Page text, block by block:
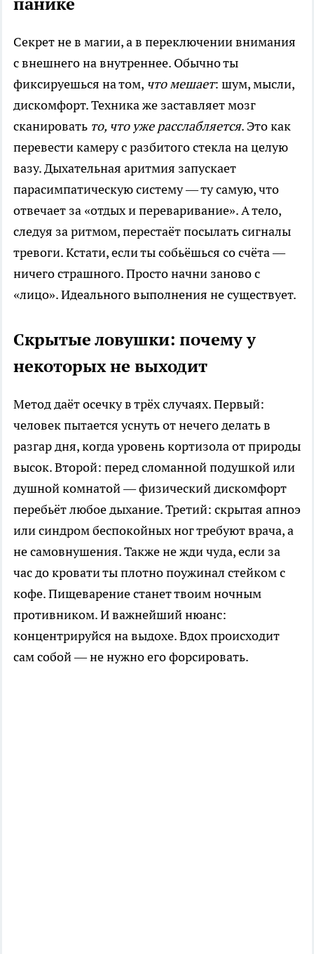
Секрет не в магии, а в переключении внимания
с внешнего на внутреннее. Обычно ты
фиксируешься на том, что мешает: шум, мысли,
дискомфорт. Техника же заставляет мозг
сканировать то, что уже расслабляется. Это как
перевести камеру с разбитого стекла на целую
вазу. Дыхательная аритмия запускает
парасимпатическую систему — ту самую, что
отвечает за «отдых и переваривание». А тело,
следуя за ритмом, перестаёт посылать сигналы
тревоги. Кстати, если ты собьёшься со счёта —
ничего страшного. Просто начни заново с
«лицо». Идеального выполнения не существует.
Скрытые ловушки: почему у
некоторых не выходит
Метод даёт осечку в трёх случаях. Первый:
человек пытается уснуть от нечего делать в
разгар дня, когда уровень кортизола от природы
высок. Второй: перед сломанной подушкой или
душной комнатой — физический дискомфорт
перебьёт любое дыхание. Третий: скрытая апноэ
или синдром беспокойных ног требуют врача, а
не самовнушения. Также не жди чуда, если за
час до кровати ты плотно поужинал стейком с
кофе. Пищеварение станет твоим ночным
противником. И важнейший нюанс:
концентрируйся на выдохе. Вдох происходит
сам собой — не нужно его форсировать.